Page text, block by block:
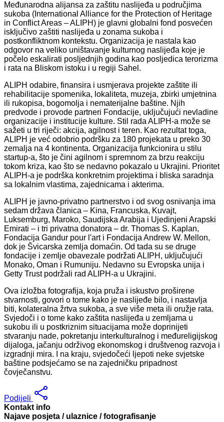
Međunarodna alijansa za zaštitu naslijeđa u područjima
sukoba (International Alliance for the Protection of Heritage
in Conflict Areas – ALIPH) je glavni globalni fond posvećen
isključivo zaštiti naslijeđa u zonama sukoba i
postkonfliktnom kontekstu. Organizacija je nastala kao
odgovor na veliko uništavanje kulturnog naslijeđa koje je
počelo eskalirati posljednjih godina kao posljedica terorizma
i rata na Bliskom istoku i u regiji Sahel.
ALIPH odabire, finansira i usmjerava projekte zaštite ili
rehabilitacije spomenika, lokaliteta, muzeja, zbirki umjetnina
ili rukopisa, bogomolja i nematerijalne baštine. Njih
predvode i provode partneri Fondacije, uključujući nevladine
organizacije i institucije kulture. Stil rada ALIPH-a može se
sažeti u tri riječi: akcija, agilnost i teren. Kao rezultat toga,
ALIPH je već odobrio podršku za 180 projekata u preko 30
zemalja na 4 kontinenta. Organizacija funkcionira u stilu
startup-a, što je čini agilnom i spremnom za brzu reakciju
tokom kriza, kao što se nedavno pokazalo u Ukrajini. Prioritet
ALIPH-a je podrška konkretnim projektima i bliska saradnja
sa lokalnim vlastima, zajednicama i akterima.
ALIPH je javno-privatno partnerstvo i od svog osnivanja ima
sedam država članica – Kina, Francuska, Kuvajt,
Luksemburg, Maroko, Saudijska Arabija i Ujedinjeni Arapski
Emirati – i tri privatna donatora – dr. Thomas S. Kaplan,
Fondacija Gandur pour l'art i Fondacija Andrew W. Mellon,
dok je Švicarska zemlja domaćin. Od tada su se druge
fondacije i zemlje obavezale podržati ALIPH, uključujući
Monako, Oman i Rumuniju. Nedavno su Evropska unija i
Getty Trust podržali rad ALIPH-a u Ukrajini.
Ova izložba fotografija, koja pruža i iskustvo proširene
stvarnosti, govori o tome kako je naslijeđe bilo, i nastavlja
biti, kolateralna žrtva sukoba, a sve više meta ili oružje rata.
Svjedoči i o tome kako zaštita naslijeđa u zemljama u
sukobu ili u postkriznim situacijama može doprinijeti
stvaranju nade, pokretanju interkulturalnog i međureligijskog
dijaloga, jačanju održivog ekonomskog i društvenog razvoja i
izgradnji mira. I na kraju, svjedočeći ljepoti neke svjetske
baštine podsjećamo se na zajedničku pripadnost
čovječanstvu.
Podijeli
Kontakt info
Najave posjeta / ulaznice / fotografisanje